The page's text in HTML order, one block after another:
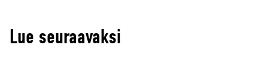
Lue seuraavaksi